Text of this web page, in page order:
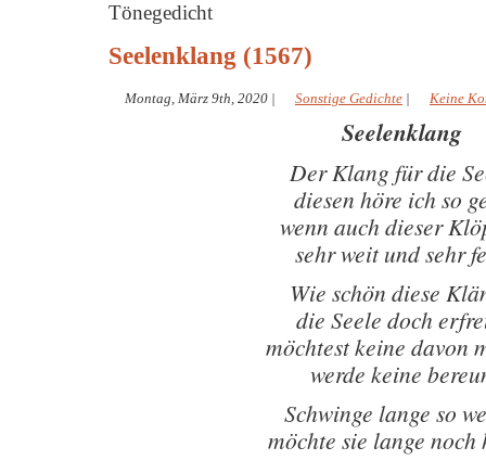
Tönegedicht
Seelenklang (1567)
Montag, März 9th, 2020 | Sonstige Gedichte | Keine
Seelenklang
Der Klang für die
diesen höre ich so
wenn auch dieser
sehr weit und sehr
Wie schön diese
die Seele doch
möchtest keine davon
werde keine
Schwinge lange so
möchte sie lange noch